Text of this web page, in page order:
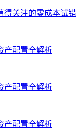
得关注的零成本试
产配置全解析
产配置全解析
产配置全解析